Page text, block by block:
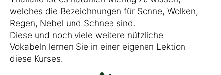
welches die Bezeichnungen für Sonne, Wolken,
Regen, Nebel und Schnee sind.
Diese und noch viele weitere nützliche
Vokabeln lernen Sie in einer eigenen Lektion
diese Kurses.